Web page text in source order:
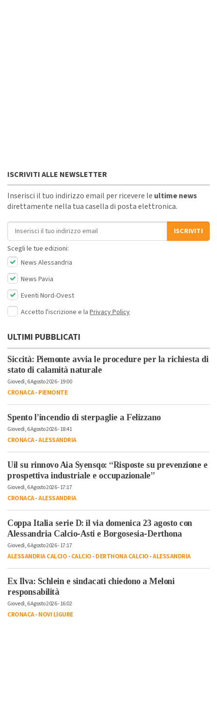
ISCRIVITI ALLE NEWSLETTER
Inserisci il tuo indirizzo email per ricevere le ultime news
direttamente nella tua casella di posta elettronica.
Indirizzo email
ISCRIVITI
Scegli le tue edizioni:
News Alessandria
News Pavia
Eventi Nord-Ovest
Accetto l'iscrizione e la Privacy Policy
ULTIMI PUBBLICATI
Siccità: Piemonte avvia le procedure per la richiesta di
stato di calamità naturale
Giovedì, 6 Agosto 2026 - 19:00
CRONACA-PIEMONTE
Spento l’incendio di sterpaglie a Felizzano
Giovedì, 6 Agosto 2026 - 18:41
CRONACA-ALESSANDRIA
Uil su rinnovo Aia Syensqo: “Risposte su prevenzione e
prospettiva industriale e occupazionale”
Giovedì, 6 Agosto 2026 - 17:17
CRONACA-ALESSANDRIA
Coppa Italia serie D: il via domenica 23 agosto con
Alessandria Calcio-Asti e Borgosesia-Derthona
Giovedì, 6 Agosto 2026 - 17:17
ALESSANDRIA CALCIO-CALCIO-DERTHONA CALCIO-ALESSANDRIA
Ex Ilva: Schlein e sindacati chiedono a Meloni
responsabilità
Giovedì, 6 Agosto 2026 - 16:02
CRONACA-NOVI LIGURE